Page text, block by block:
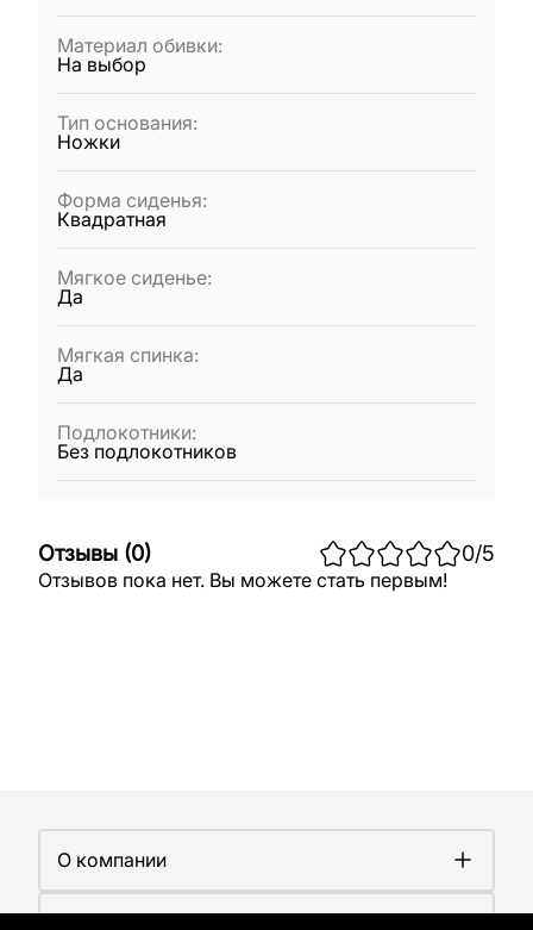
Материал обивки:
На выбор
Тип основания:
Ножки
Форма сиденья:
Квадратная
Мягкое сиденье:
Да
Мягкая спинка:
Да
Подлокотники:
Без подлокотников
Отзывы (0) 0/5
Отзывов пока нет. Вы можете стать первым!
О компании